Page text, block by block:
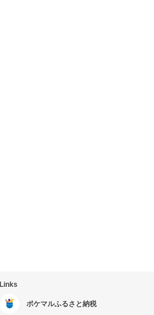
Links
ポケマルふるさと納税